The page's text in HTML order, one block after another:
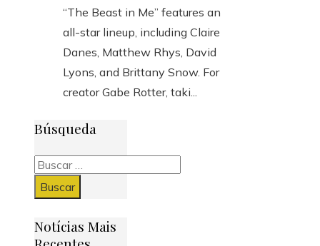
“The Beast in Me” features an
all-star lineup, including Claire
Danes, Matthew Rhys, David
Lyons, and Brittany Snow. For
creator Gabe Rotter, taki...
Búsqueda
Buscar:
Notícias Mais